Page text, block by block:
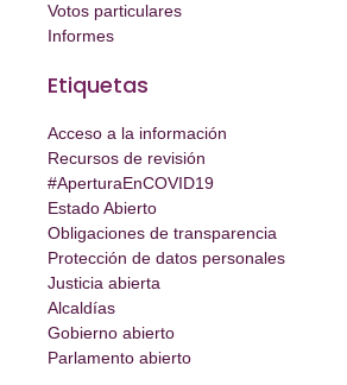
Votos particulares
Informes
Etiquetas
Acceso a la información
Recursos de revisión
#AperturaEnCOVID19
Estado Abierto
Obligaciones de transparencia
Protección de datos personales
Justicia abierta
Alcaldías
Gobierno abierto
Parlamento abierto